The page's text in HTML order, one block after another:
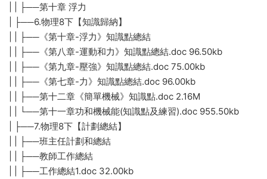
| | ├──第十章 浮力
| ├──6.物理8下【知識歸納】
| | ├──《第十章-浮力》知識點總結
| | ├──《第八章-運動和力》知識點總結.doc 96.50kb
| | ├──《第九章-壓強》知識點總結.doc 75.00kb
| | ├──《第七章-力》知識點總結.doc 96.00kb
| | ├──第十二章《簡單機械》知識點.doc 2.16M
| | └──第十一章功和機械能(知識點及練習).doc 955.50kb
| ├──7.物理8下【計劃總結】
| | ├──班主任計劃和總結
| | ├──教師工作總結
| | ├──工作總結1.doc 32.00kb